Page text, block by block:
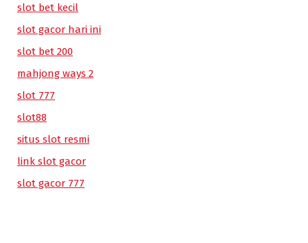
slot bet kecil
slot gacor hari ini
slot bet 200
mahjong ways 2
slot 777
slot88
situs slot resmi
link slot gacor
slot gacor 777